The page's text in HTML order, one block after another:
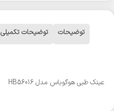
توضیحات توضیحات تکمیلی
عینک طبی هوگوباس مدل HB56016